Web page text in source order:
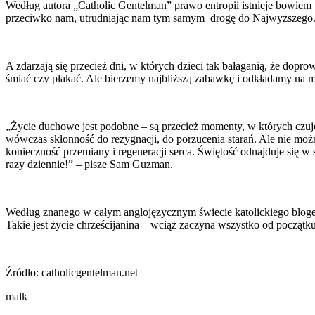
Według autora „Catholic Gentelman” prawo entropii istnieje
przeciwko nam, utrudniając nam tym samym drogę do
A zdarzają się przecież dni, w których dzieci tak bałaganią, że
śmiać czy płakać. Ale bierzemy najbliższą zabawkę i odkładamy na
„Życie duchowe jest podobne – są przecież momenty, w których
wówczas skłonność do rezygnacji, do porzucenia starań. Ale nie
konieczność przemiany i regeneracji serca. Świętość odnajduje się
razy dziennie!” – pisze Sam Guzman.
Według znanego w całym anglojęzycznym świecie katolickiego
Takie jest życie chrześcijanina – wciąż zaczyna wszystko od
Źródło: catholicgentelman.net
malk